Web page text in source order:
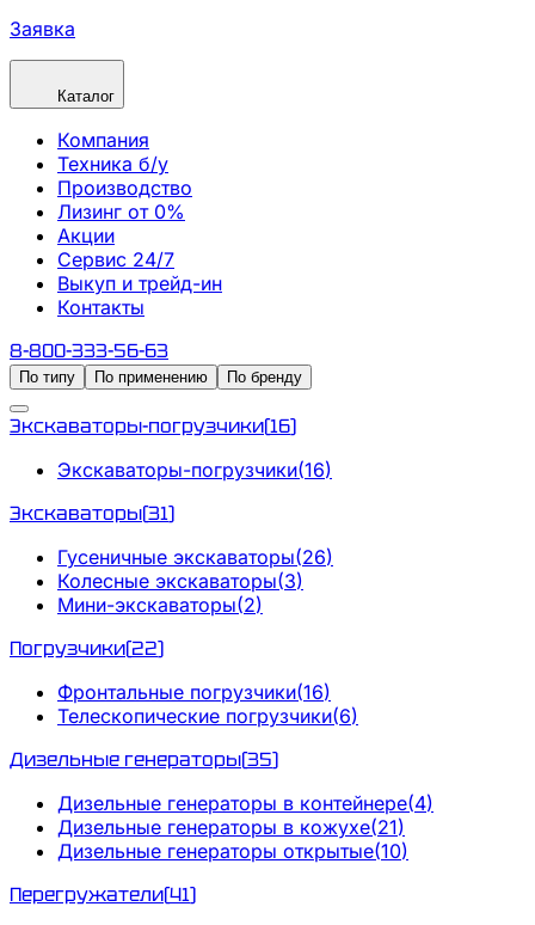
Заявка
Каталог
Компания
Техника б/у
Производство
Лизинг от 0%
Акции
Сервис 24/7
Выкуп и трейд-ин
Контакты
8-800-333-56-63
По типу По применению По бренду
Экскаваторы-погрузчики(16)
Экскаваторы-погрузчики(16)
Экскаваторы(31)
Гусеничные экскаваторы(26)
Колесные экскаваторы(3)
Мини-экскаваторы(2)
Погрузчики(22)
Фронтальные погрузчики(16)
Телескопические погрузчики(6)
Дизельные генераторы(35)
Дизельные генераторы в контейнере(4)
Дизельные генераторы в кожухе(21)
Дизельные генераторы открытые(10)
Перегружатели(41)